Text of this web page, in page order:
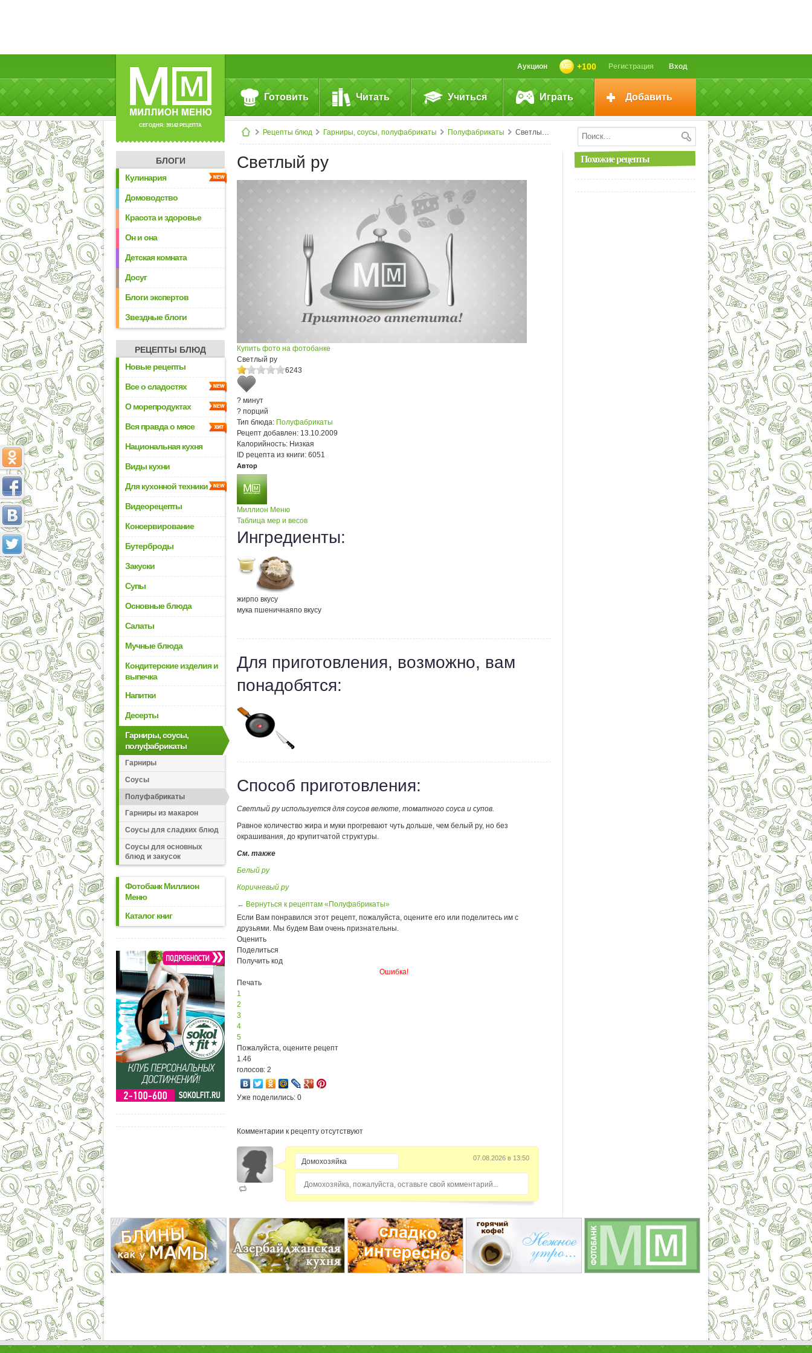
СЕГОДНЯ: 39142 РЕЦЕПТА
Вход
Регистрация
+100
Аукцион
Готовить Читать Учиться Играть Добавить
Рецепты блюд Гарниры, соусы, полуфабрикаты Полуфабрикаты Светлый ру
БЛОГИ
Кулинария
Домоводство
Красота и здоровье
Он и она
Детская комната
Досуг
Блоги экспертов
Звездные блоги
РЕЦЕПТЫ БЛЮД
Новые рецепты
Все о сладостях
О морепродуктах
Вся правда о мясе
Национальная кухня
Виды кухни
Для кухонной техники
Видеорецепты
Консервирование
Бутерброды
Закуски
Супы
Основные блюда
Салаты
Мучные блюда
Кондитерские изделия и
выпечка
Напитки
Десерты
Гарниры, соусы,
полуфабрикаты
Гарниры
Соусы
Полуфабрикаты
Гарниры из макарон
Соусы для сладких блюд
Соусы для основных
блюд и закусок
Фотобанк Миллион
Меню
Каталог книг
Светлый ру
Купить фото на фотобанке
Светлый ру
6243
? минут
? порций
Тип блюда: Полуфабрикаты
Рецепт добавлен: 13.10.2009
Калорийность: Низкая
ID рецепта из книги: 6051
Автор
Миллион Меню
Таблица мер и весов
Ингредиенты:
жирпо вкусу
мука пшеничнаяпо вкусу
Для приготовления, возможно, вам
понадобятся:
Способ приготовления:
Светлый ру используется для соусов велюте, томатного соуса и супов.
Равное количество жира и муки прогревают чуть дольше, чем белый ру, но без
окрашивания, до крупитчатой структуры.
См. также
Белый ру
Коричневый ру
← Вернуться к рецептам «Полуфабрикаты»
Если Вам понравился этот рецепт, пожалуйста, оцените его или поделитесь им с
друзьями. Мы будем Вам очень признательны.
Оценить
Поделиться
Получить код
Ошибка!
Печать
1
2
3
4
5
Пожалуйста, оцените рецепт
1.46
голосов: 2
Уже поделились: 0
Комментарии к рецепту отсутствуют
07.08.2026 в 13:50
Домохозяйка, пожалуйста, оставьте свой комментарий...
Похожие рецепты